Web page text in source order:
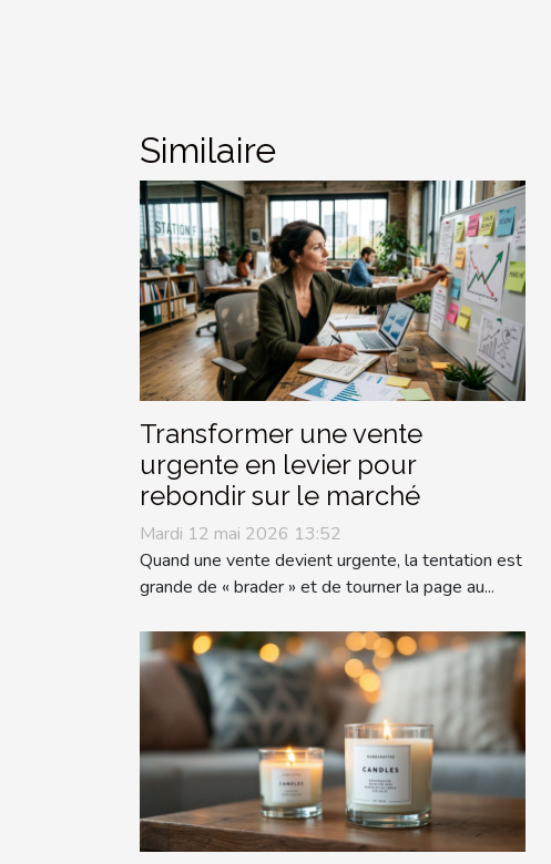
Similaire
Transformer une vente
urgente en levier pour
rebondir sur le marché
Mardi 12 mai 2026 13:52
Quand une vente devient urgente, la tentation est
grande de « brader » et de tourner la page au...